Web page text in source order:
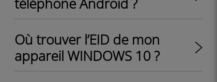
Où trouver l’EID de mon
appareil WINDOWS 10 ?